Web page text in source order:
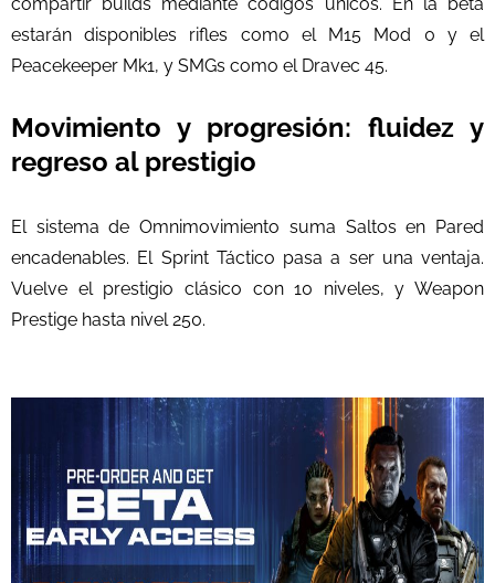
estarán disponibles rifles como el M15 Mod 0 y el
Peacekeeper Mk1, y SMGs como el Dravec 45.
Movimiento y progresión: fluidez y
regreso al prestigio
El sistema de Omnimovimiento suma Saltos en Pared
encadenables. El Sprint Táctico pasa a ser una ventaja.
Vuelve el prestigio clásico con 10 niveles, y Weapon
Prestige hasta nivel 250.